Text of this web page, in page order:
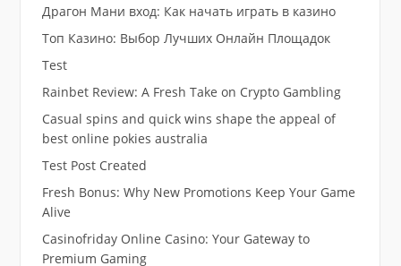
Драгон Мани вход: Как начать играть в казино
Топ Казино: Выбор Лучших Онлайн Площадок
Test
Rainbet Review: A Fresh Take on Crypto Gambling
Casual spins and quick wins shape the appeal of
best online pokies australia
Test Post Created
Fresh Bonus: Why New Promotions Keep Your Game
Alive
Casinofriday Online Casino: Your Gateway to
Premium Gaming